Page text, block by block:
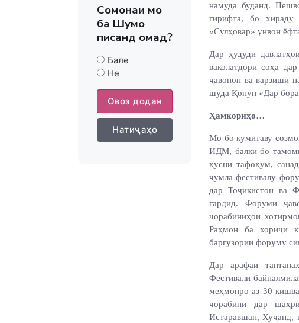
Сомонаи мо
ба Шумо
писанд омад?
Бале
Не
Овоз додан
Натиҷаҳо
намуда буданд.
гирифта, бо
«Сулҳовар» унвон
Дар ҳудуди
ваколатдори соҳа
ҷавонон ва варзиши
шуда Қонун «Дар
Ҳамкориҳо…
Мо бо кумитаву
ИДМ, балки бо
ҳусни тафоҳум,
ҷумла фестивалу
дар Тоҷикистон ва
гардид. Форуми
чорабиниҳои
Раҳмон ба хориҷи
баргузории форуму
Дар арафаи
Фестивали
меҳмонро аз 30
чорабинӣ дар
Истаравшан, Хуҷанд,